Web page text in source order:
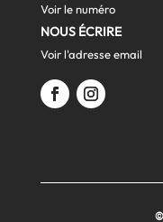
Voir le numéro
NOUS ÉCRIRE
Voir l'adresse email
©